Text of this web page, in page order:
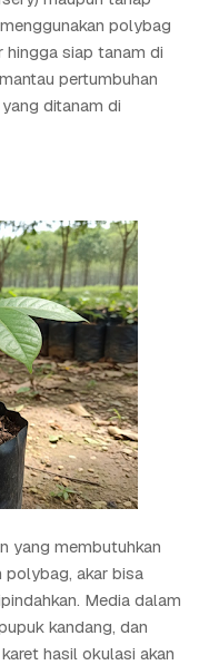
polybag
hingga siap tanam di
pertumbuhan
ditanam di
yang membutuhkan
polybag, akar bisa
Media dalam
kandang, dan
hasil okulasi akan